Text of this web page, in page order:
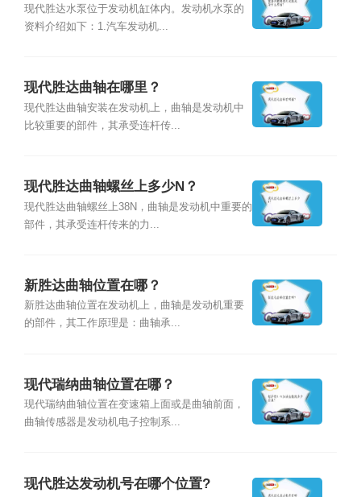
现代胜达水泵位于发动机缸体内。发动机水泵的
资料介绍如下：1.汽车发动机...
现代胜达曲轴在哪里？
现代胜达曲轴安装在发动机上，曲轴是发动机中
比较重要的部件，其承受连杆传...
现代胜达曲轴螺丝上多少N？
现代胜达曲轴螺丝上38N，曲轴是发动机中重要的
部件，其承受连杆传来的力...
新胜达曲轴位置在哪？
新胜达曲轴位置在发动机上，曲轴是发动机重要
的部件，其工作原理是：曲轴承...
现代瑞纳曲轴位置在哪？
现代瑞纳曲轴位置在变速箱上面或是曲轴前面，
曲轴传感器是发动机电子控制系...
现代胜达发动机号在哪个位置?